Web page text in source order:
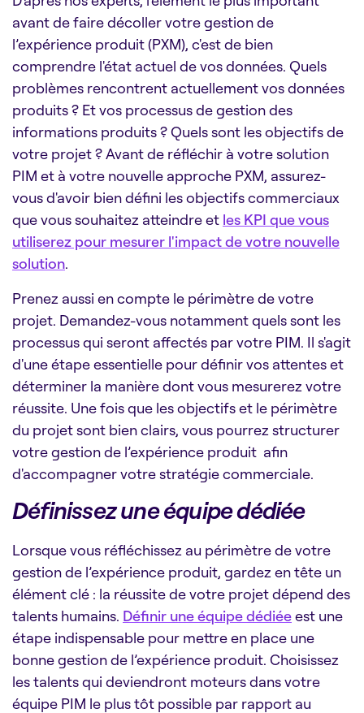
avant de faire décoller votre gestion de
l’expérience produit (PXM), c'est de bien
comprendre l'état actuel de vos données. Quels
problèmes rencontrent actuellement vos données
produits ? Et vos processus de gestion des
informations produits ? Quels sont les objectifs de
votre projet ? Avant de réfléchir à votre solution
PIM et à votre nouvelle approche PXM, assurez-
vous d'avoir bien défini les objectifs commerciaux
que vous souhaitez atteindre et les KPI que vous
utiliserez pour mesurer l'impact de votre nouvelle
solution.
Prenez aussi en compte le périmètre de votre
projet. Demandez-vous notamment quels sont les
processus qui seront affectés par votre PIM. Il s'agit
d'une étape essentielle pour définir vos attentes et
déterminer la manière dont vous mesurerez votre
réussite. Une fois que les objectifs et le périmètre
du projet sont bien clairs, vous pourrez structurer
votre gestion de l’expérience produit afin
d'accompagner votre stratégie commerciale.
Définissez une équipe dédiée
Lorsque vous réfléchissez au périmètre de votre
gestion de l’expérience produit, gardez en tête un
élément clé : la réussite de votre projet dépend des
talents humains. Définir une équipe dédiéeest une
étape indispensable pour mettre en place une
bonne gestion de l’expérience produit. Choisissez
les talents qui deviendront moteurs dans votre
équipe PIM le plus tôt possible par rapport au